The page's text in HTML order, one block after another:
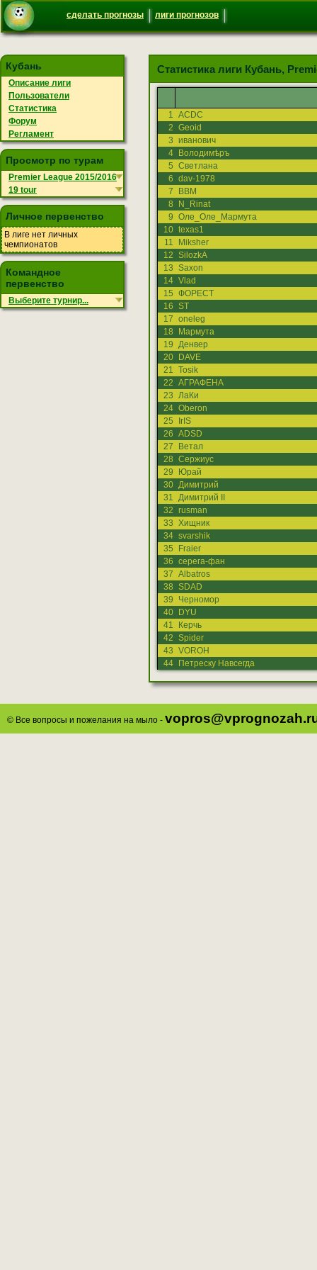
сделать прогнозы лиги прогнозов
Статистика лиги Кубань,
1 ACDC
2 Geoid
3 иванович
4
Володимѣръ
5 Светлана
6 dav-1978
7
ВВМ
8
N_Rinat
9 Оле_Оле_Мармута
10 texas1
11
Miksher
12 SilozkA
13 Saxon
14 Vlad
15 ФОРЕСТ
16 ST
17 oneleg
18
Мармута
19 Денвер
20
DAVE
21 Tosik
22 АГРАФЕНА
23 ЛаКи
24 Oberon
25
IrIS
26 ADSD
27
Ветал
28 Сержиус
29
Юрай
30 Димитрий
31 Димитрий II
32 rusman
33 Хищник
34 svarshik
35
Fraier
36 серега-фан
37 Albatros
38 SDAD
39
Черномор
40
DYU
41
Керчь
42 Spider
43 VOROH
44
Петреску Навсегда
Кубань
Описание лиги
Пользователи
Статистика
Форум
Регламент
Просмотр по турам
Premier League 2015/2016
19 tour
Личное первенство
В лиге нет личных
чемпионатов
Командное
первенство
Выберите турнир...
© Все вопросы и пожелания на мыло -